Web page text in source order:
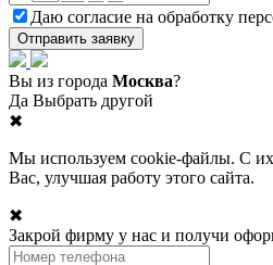
Даю согласие на обработку
Вы из города Москва?
Да Выбрать другой
✖
Мы используем cookie-файлы. С
Вас, улучшая работу этого сайта.
✖
Закрой фирму у нас и получи